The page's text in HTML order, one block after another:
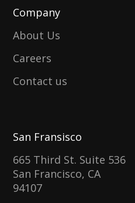
Company
About Us
Careers
Contact us
San Fransisco
665 Third St. Suite 536
San Francisco, CA
94107